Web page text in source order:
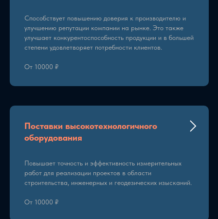
Способствует повышению доверия к производителю и
улучшению репутации компании на рынке. Это также
улучшает конкурентоспособность продукции и в большей
степени удовлетворяет потребности клиентов.
От 10000 ₽
Поставки высокотехнологичного
оборудования
Повышает точность и эффективность измерительных
работ для реализации проектов в области
строительства, инженерных и геодезических изысканий.
От 10000 ₽